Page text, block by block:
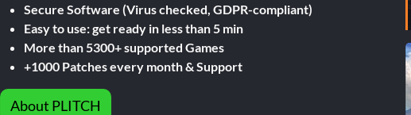
Secure Software (Virus checked, GDPR-compliant)
Easy to use: get ready in less than 5 min
More than 5300+ supported Games
+1000 Patches every month & Support
About PLITCH